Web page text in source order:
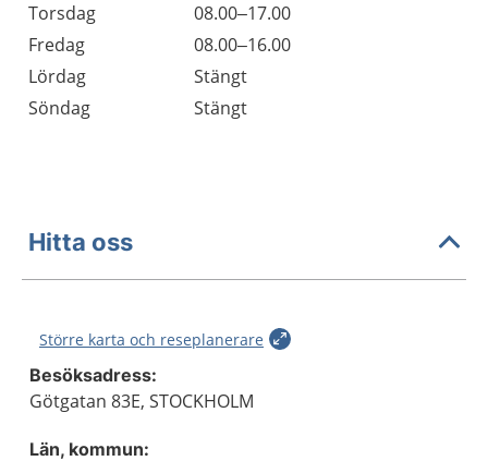
Torsdag
08.00–17.00
Fredag
08.00–16.00
Lördag
Stängt
Söndag
Stängt
Hitta oss
Större karta och reseplanerare
Besöksadress:
Götgatan 83E, STOCKHOLM
Län, kommun: